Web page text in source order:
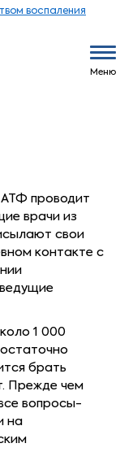
воспаления
Меню
АТФ проводит
врачи из
свои
контакте с
1 000
брать
Прежде чем
вопросы-
на